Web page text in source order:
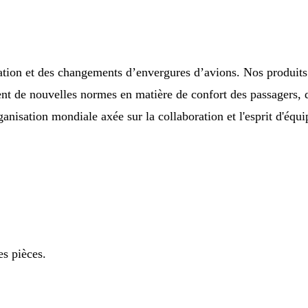
et des changements d’envergures d’avions. Nos
de nouvelles normes en matière de confort des passagers,
mondiale axée sur la collaboration et l'esprit
pièces.